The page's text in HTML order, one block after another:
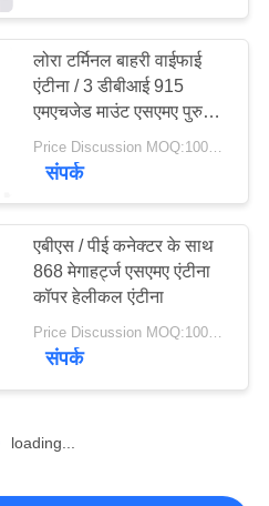
लोरा टर्मिनल बाहरी वाईफाई
एंटीना / 3 डीबीआई 915
एमएचजेड माउंट एसएमए पुरुष
कनेक्टर
Price Discussion MOQ:100PCS
संपर्क
एबीएस / पीई कनेक्टर के साथ
868 मेगाहर्ट्ज एसएमए एंटीना
कॉपर हेलीकल एंटीना
Price Discussion MOQ:100PCS
संपर्क
loading...